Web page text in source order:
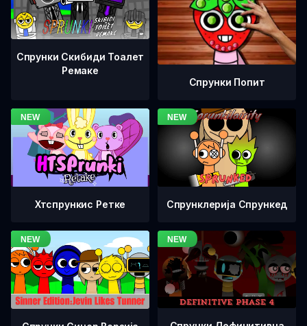
Спрунки Скибиди Тоалет
Ремаке
Спрунки Попит
Хтспрункис Ретке Спрунклерија Спрункед